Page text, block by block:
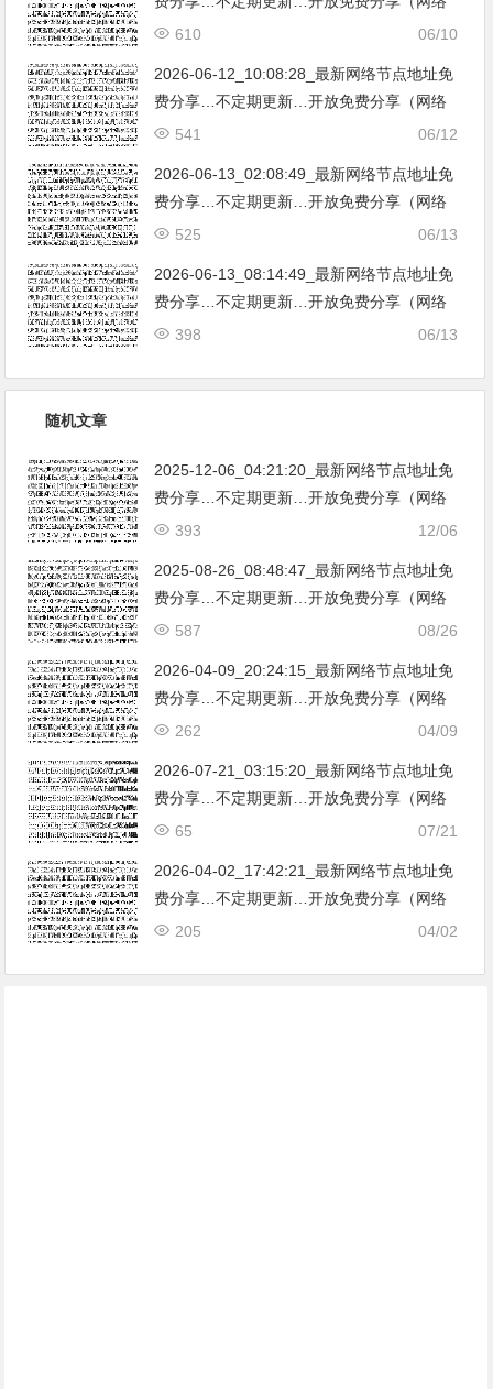
免费节点香港|日本|韩国|新加坡|台湾|马来西
06/10
610
2026-06-12_10:08:28_最新网络节点地址免
费分享…不定期更新…开放免费分享（网络
免费节点香港|日本|韩国|新加坡|台湾|马来西
06/12
541
2026-06-13_02:08:49_最新网络节点地址免
费分享…不定期更新…开放免费分享（网络
免费节点香港|日本|韩国|新加坡|台湾|马来西
06/13
525
2026-06-13_08:14:49_最新网络节点地址免
费分享…不定期更新…开放免费分享（网络
免费节点香港|日本|韩国|新加坡|台湾|马来西
06/13
398
随机文章
2025-12-06_04:21:20_最新网络节点地址免
费分享…不定期更新…开放免费分享（网络
免费节点香港|日本|韩国|新加坡|台湾|马来西
12/06
393
2025-08-26_08:48:47_最新网络节点地址免
费分享…不定期更新…开放免费分享（网络
免费节点香港|日本|韩国|新加坡|台湾|马来西
08/26
587
2026-04-09_20:24:15_最新网络节点地址免
费分享…不定期更新…开放免费分享（网络
免费节点香港|日本|韩国|新加坡|台湾|马来西
04/09
262
2026-07-21_03:15:20_最新网络节点地址免
费分享…不定期更新…开放免费分享（网络
免费节点香港|日本|韩国|新加坡|台湾|马来西
07/21
65
2026-04-02_17:42:21_最新网络节点地址免
费分享…不定期更新…开放免费分享（网络
免费节点香港|日本|韩国|新加坡|台湾|马来西
04/02
205